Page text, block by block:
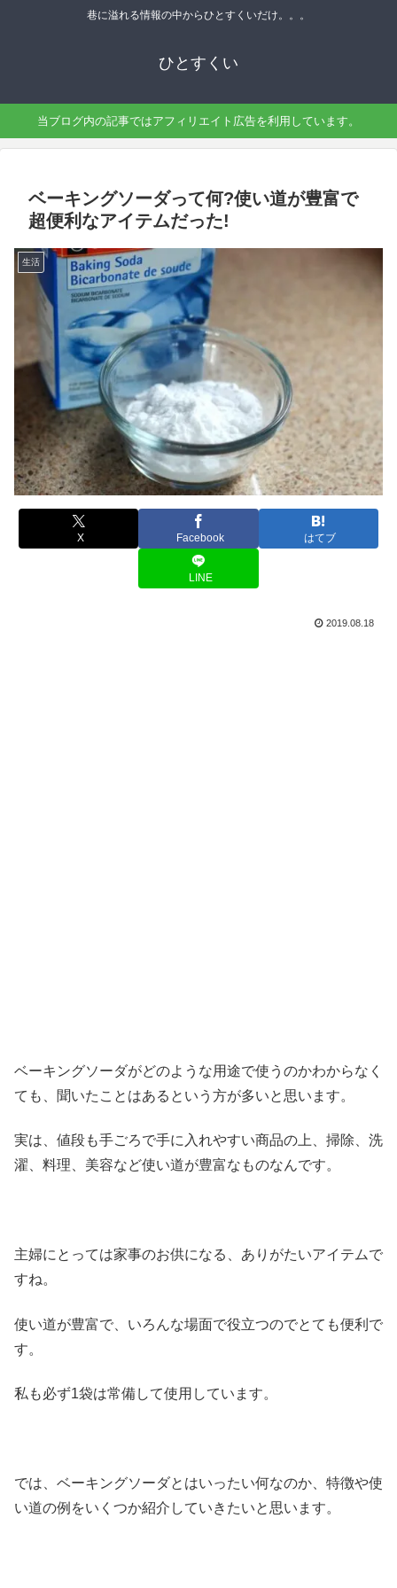
巷に溢れる情報の中からひとすくいだけ。。。
ひとすくい
当ブログ内の記事ではアフィリエイト広告を利用しています。
ベーキングソーダって何?使い道が豊富で
超便利なアイテムだった!
生活
X Facebook はてブ
LINE
2019.08.18
ベーキングソーダがどのような用途で使うのかわからなく
ても、聞いたことはあるという方が多いと思います。
実は、値段も手ごろで手に入れやすい商品の上、掃除、洗
濯、料理、美容など使い道が豊富なものなんです。
主婦にとっては家事のお供になる、ありがたいアイテムで
すね。
使い道が豊富で、いろんな場面で役立つのでとても便利で
す。
私も必ず1袋は常備して使用しています。
では、ベーキングソーダとはいったい何なのか、特徴や使
い道の例をいくつか紹介していきたいと思います。